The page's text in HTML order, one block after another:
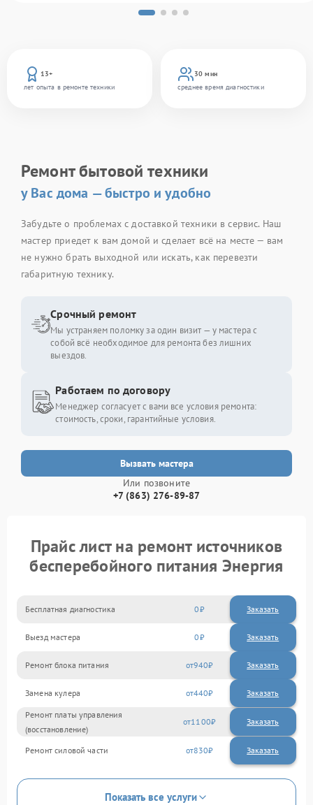
13+
лет опыта в ремонте техники
30 мин
среднее время диагностики
Ремонт бытовой техники
у Вас дома — быстро и удобно
Забудьте о проблемах с доставкой техники в сервис. Наш
мастер приедет к вам домой и сделает всё на месте — вам
не нужно брать выходной или искать, как перевезти
габаритную технику.
Вызвать мастера
Или позвоните
+7 (863) 276-89-87
Срочный ремонт
Мы устраняем поломку за один визит — у мастера с
собой всё необходимое для ремонта без лишних
выездов.
Работаем по договору
Менеджер согласует с вами все условия ремонта:
стоимость, сроки, гарантийные условия.
Прайс лист на ремонт источников
бесперебойного питания Энергия
Бесплатная диагностика 0 Заказать
Выезд мастера 0 Заказать
Ремонт блока питания 940
Замена кулера 440
Ремонт платы управления
(восстановление)
1100
Ремонт силовой части 830
Показать все услуги